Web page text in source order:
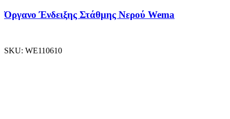
Όργανο Ένδειξης Στάθμης Νερού Wema
SKU: WE110610